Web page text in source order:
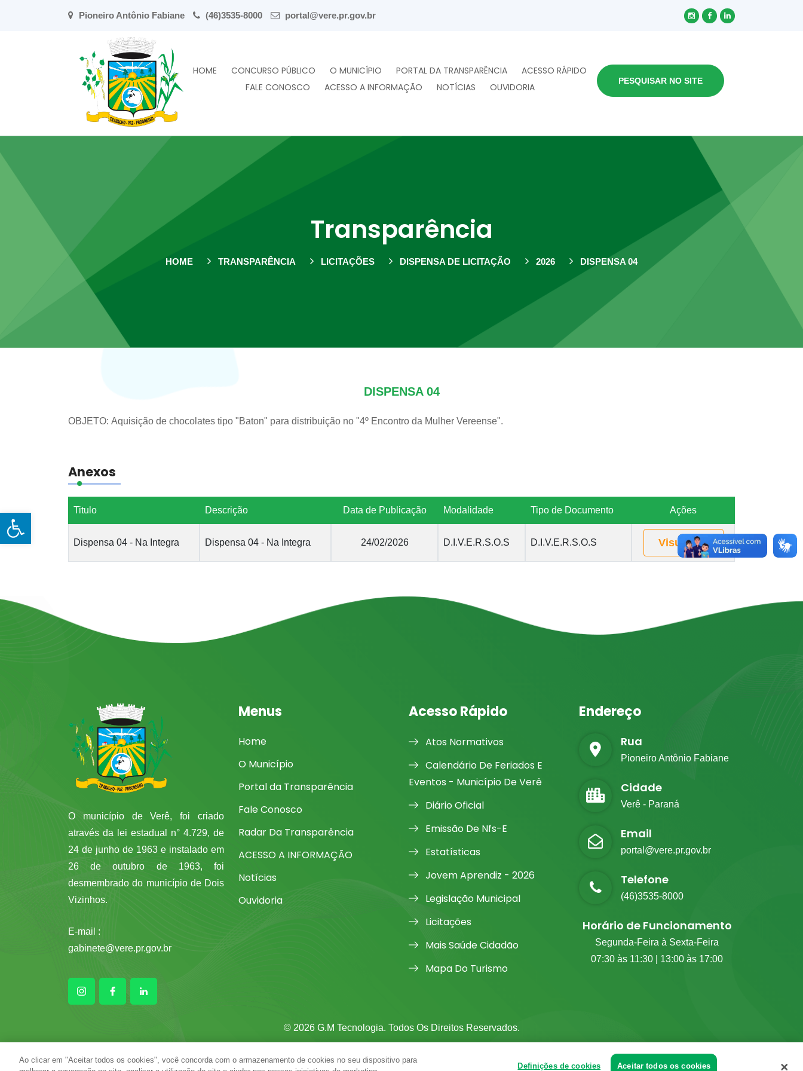
Open toolbar
Pioneiro Antônio Fabiane (46)3535-8000 portal@vere.pr.gov.br
HOME CONCURSO PÚBLICO O MUNICÍPIO PORTAL DA TRANSPARÊNCIA
ACESSO RÁPIDO
FALE CONOSCO
ACESSO A INFORMAÇÃO NOTÍCIAS OUVIDORIA
PESQUISAR NO SITE
Transparência
HOME TRANSPARÊNCIA LICITAÇÕES DISPENSA DE LICITAÇÃO 2026 DISPENSA 04
DISPENSA 04
OBJETO: Aquisição de chocolates tipo "Baton" para distribuição no "4º Encontro da Mulher Vereense".
Anexos
Titulo Descrição Data de Publicação Modalidade Tipo de Documento Ações
Dispensa 04 - Na Integra Dispensa 04 - Na Integra 24/02/2026 D.I.V.E.R.S.O.S D.I.V.E.R.S.O.S Visualizar
O município de Verê, foi criado
através da lei estadual n° 4.729, de
24 de junho de 1963 e instalado em
26 de outubro de 1963, foi
desmembrado do município de Dois
Vizinhos.
E-mail :
gabinete@vere.pr.gov.br
Menus
Home
O Município
Portal da Transparência
Fale Conosco
Radar Da Transparência
ACESSO A INFORMAÇÃO
Notícias
Ouvidoria
Acesso Rápido
Atos Normativos
Calendário De Feriados E
Eventos - Município De Verê
Diário Oficial
Emissão De Nfs-E
Estatísticas
Jovem Aprendiz - 2026
Legislação Municipal
Licitações
Mais Saúde Cidadão
Mapa Do Turismo
Endereço
Rua
Pioneiro Antônio Fabiane
Cidade
Verê - Paraná
Email
portal@vere.pr.gov.br
Telefone
(46)3535-8000
Horário de Funcionamento
Segunda-Feira à Sexta-Feira
07:30 às 11:30 | 13:00 às 17:00
© 2026 G.M Tecnologia. Todos Os Direitos Reservados.
Ao clicar em "Aceitar todos os cookies", você concorda com o armazenamento de cookies no seu dispositivo para
Definições de cookies Aceitar todos os cookies